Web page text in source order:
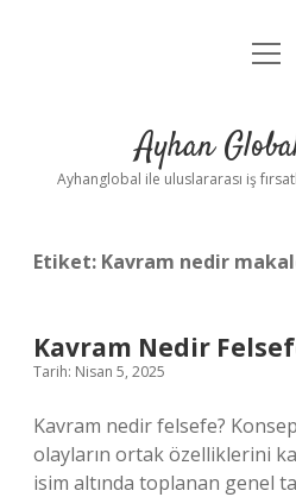
Anasayfa
Yasal
Ayhan
Ayhanglobal ile uluslararası iş
Etiket: Kavram nedir
Kavram Nedir
Tarih: Nisan 5, 2025
Kavram nedir felsefe?
olayların ortak özelliklerini
isim altında toplanan genel